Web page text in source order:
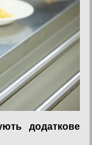
додаткове